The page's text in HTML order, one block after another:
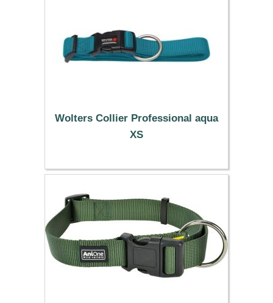
Wolters Collier Professional aqua
XS
6.59 €